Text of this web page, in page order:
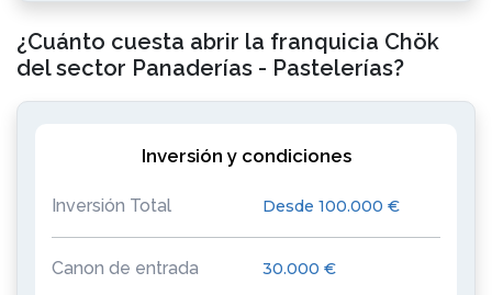
¿Cuánto cuesta abrir la franquicia Chök
del sector Panaderías - Pastelerías?
Inversión y condiciones
Inversión Total Desde 100.000 €
Canon de entrada 30.000 €